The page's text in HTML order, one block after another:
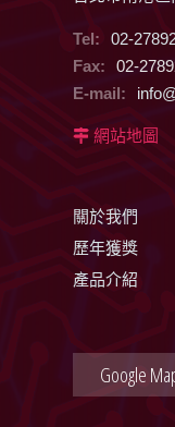
Tel:
02-
Fax:
02-
E-mail:
網站地圖
關於我們
歷年獲獎
產品介紹
Google